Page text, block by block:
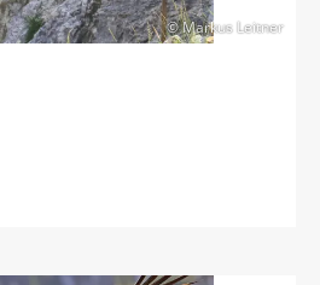
© Markus Leitner